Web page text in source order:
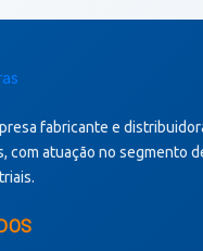
fabricante e
com atuação no segmento